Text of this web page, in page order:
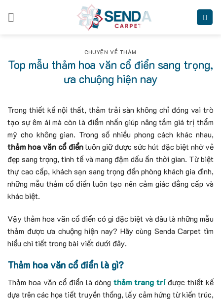
CHUYỆN VỀ THẢM
Top mẫu thảm hoa văn cổ điển sang trọng,
ưa chuộng hiện nay
Trong thiết kế nội thất, thảm trải sàn không chỉ đóng vai trò
tạo sự êm ái mà còn là điểm nhấn giúp nâng tầm giá trị thẩm
mỹ cho không gian. Trong số nhiều phong cách khác nhau,
thảm hoa văn cổ điểnluôn giữ được sức hút đặc biệt nhờ vẻ
đẹp sang trọng, tinh tế và mang đậm dấu ấn thời gian. Từ biệt
thự cao cấp, khách sạn sang trọng đến phòng khách gia đình,
những mẫu thảm cổ điển luôn tạo nên cảm giác đẳng cấp và
khác biệt.
Vậy thảm hoa văn cổ điển có gì đặc biệt và đâu là những mẫu
thảm được ưa chuộng hiện nay? Hãy cùng Senda Carpet tìm
hiểu chi tiết trong bài viết dưới đây.
Thảm hoa văn cổ điển là gì?
Thảm hoa văn cổ điển là dòng thảm trang tríđược thiết kế
dựa trên các họa tiết truyền thống, lấy cảm hứng từ kiến trúc,